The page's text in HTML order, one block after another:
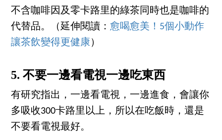
不含咖啡因及零卡路里的綠茶同時也是咖啡的
代替品。（延伸閱讀：愈喝愈美！5個小動作
讓茶飲變得更健康 ）
5. 不要一邊看電視一邊吃東西
有研究指出，一邊看電視，一邊進食，會讓你
多吸收300卡路里以上，所以在吃飯時，還是
不要看電視最好。